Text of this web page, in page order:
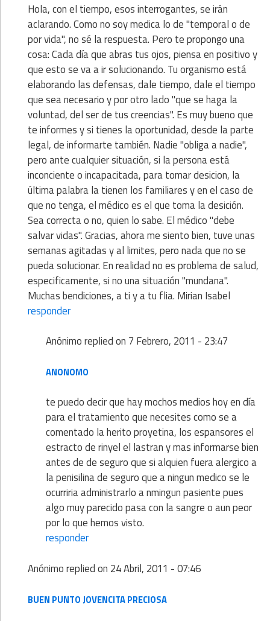
Hola, con el tiempo, esos interrogantes, se irán
aclarando. Como no soy medica lo de "temporal o de
por vida", no sé la respuesta. Pero te propongo una
cosa: Cada día que abras tus ojos, piensa en positivo y
que esto se va a ir solucionando. Tu organismo está
elaborando las defensas, dale tiempo, dale el tiempo
que sea necesario y por otro lado "que se haga la
voluntad, del ser de tus creencias". Es muy bueno que
te informes y si tienes la oportunidad, desde la parte
legal, de informarte también. Nadie "obliga a nadie",
pero ante cualquier situación, si la persona está
inconciente o incapacitada, para tomar desicion, la
última palabra la tienen los familiares y en el caso de
que no tenga, el médico es el que toma la desición.
Sea correcta o no, quien lo sabe. El médico "debe
salvar vidas". Gracias, ahora me siento bien, tuve unas
semanas agitadas y al limites, pero nada que no se
pueda solucionar. En realidad no es problema de salud,
especificamente, si no una situación "mundana".
Muchas bendiciones, a ti y a tu flia. Mirian Isabel
responder
Anónimoreplied on 7 Febrero, 2011 - 23:47
ANONOMO
te puedo decir que hay mochos medios hoy en día
para el tratamiento que necesites como se a
comentado la herito proyetina, los espansores el
estracto de rinyel el lastran y mas informarse bien
antes de de seguro que si alquien fuera alergico a
la penisilina de seguro que a ningun medico se le
ocurriria administrarlo a nmingun pasiente pues
algo muy parecido pasa con la sangre o aun peor
por lo que hemos visto.
responder
Anónimoreplied on 24 Abril, 2011 - 07:46
BUEN PUNTO JOVENCITA PRECIOSA